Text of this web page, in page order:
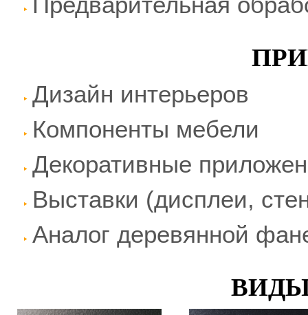
Дизайн интерьеров
Компоненты мебели
Декоративные
Выставки (дисплеи,
Аналог деревянной